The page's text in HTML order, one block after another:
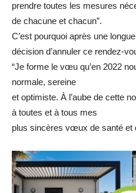
prendre toutes les mesures
de chacune et chacun”.
C’est pourquoi après une
décision d’annuler ce rendez-
“Je forme le vœu qu’en 2022
normale, sereine
et optimiste. À l’aube de cette
à toutes et à tous mes
plus sincères vœux de santé et